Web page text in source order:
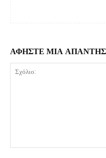
ΑΦΗΣΤΕ ΜΙΑ